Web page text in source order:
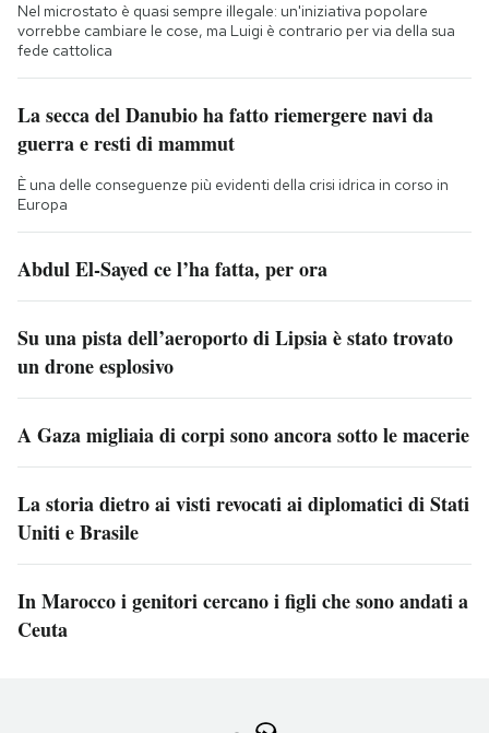
Nel microstato è quasi sempre illegale: un'iniziativa popolare
vorrebbe cambiare le cose, ma Luigi è contrario per via della sua
fede cattolica
La secca del Danubio ha fatto riemergere navi da
guerra e resti di mammut
È una delle conseguenze più evidenti della crisi idrica in corso in
Europa
Abdul El-Sayed ce l’ha fatta, per ora
Su una pista dell’aeroporto di Lipsia è stato trovato
un drone esplosivo
A Gaza migliaia di corpi sono ancora sotto le macerie
La storia dietro ai visti revocati ai diplomatici di Stati
Uniti e Brasile
In Marocco i genitori cercano i figli che sono andati a
Ceuta